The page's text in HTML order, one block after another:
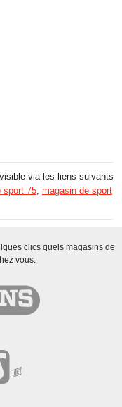
via les liens suivants
sport 75, magasin de sport
clics quels magasins de
vous.